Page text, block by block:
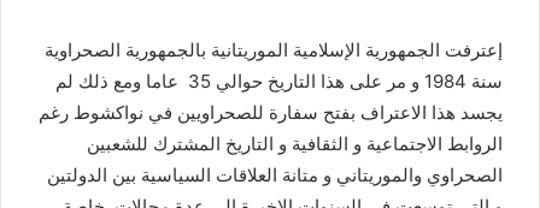
a
n
m
إعترفت الجمهورية الإسلامية الموريتانية بالجمهورية الصحراوية
سنة 1984 و مر على هذا التاريخ حوالي 35 عاما ومع ذلك لم
يجسد هذا الاعتراف بفتح سفارة للصحراويين في نواكشوط رغم
الروابط الاجتماعية و الثقافية و التاريخ المشترك للشعبين
الصحراوي والموريتاني و متانة العلاقات السياسية بين الدولتين